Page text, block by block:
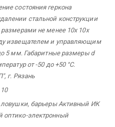
состояния геркона
стальной конструкции
не менее 10х 10х
извещателем и управляющим
5 мм. Габаритные размеры d
от -50 до +50 °С.
г. Рязань
10
ловушки, барьеры Активный ИК
оптико-электронный